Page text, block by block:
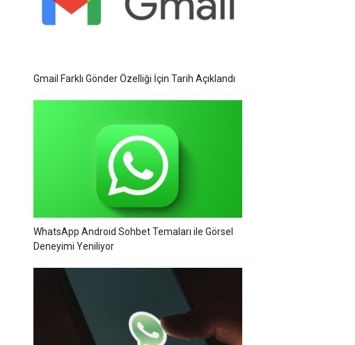
Gmail Farklı Gönder Özelliği İçin Tarih Açıklandı
WhatsApp Android Sohbet Temaları ile Görsel
Deneyimi Yeniliyor